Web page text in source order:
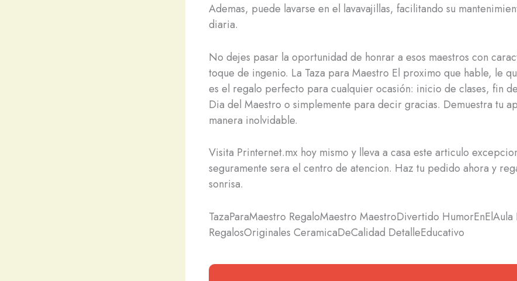
Ademas, puede lavarse en el lavavajillas, facilitando su
diaria.
No dejes pasar la oportunidad de honrar a esos maestros con
toque de ingenio. La Taza para Maestro El proximo que hable, le
es el regalo perfecto para cualquier ocasión: inicio de clases, fin
Dia del Maestro o simplemente para decir gracias. Demuestra tu
manera inolvidable.
Visita Printernet.mx hoy mismo y lleva a casa este articulo
seguramente sera el centro de atencion. Haz tu pedido ahora y
sonrisa.
TazaParaMaestro RegaloMaestro MaestroDivertido
RegalosOriginales CeramicaDeCalidad DetalleEducativo